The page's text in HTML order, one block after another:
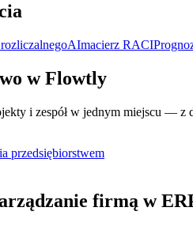
AImacierz RACI
w Flowtly
i zespół w jednym miejscu —
przedsiębiorstwem
firmą w